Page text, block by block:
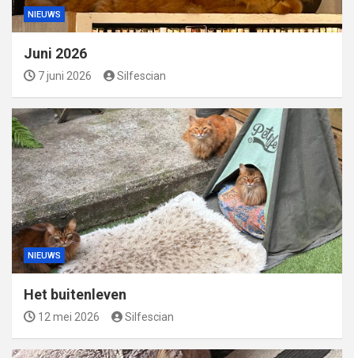
NIEUWS
Juni 2026
7 juni 2026 Silfescian
NIEUWS
Het buitenleven
12 mei 2026 Silfescian